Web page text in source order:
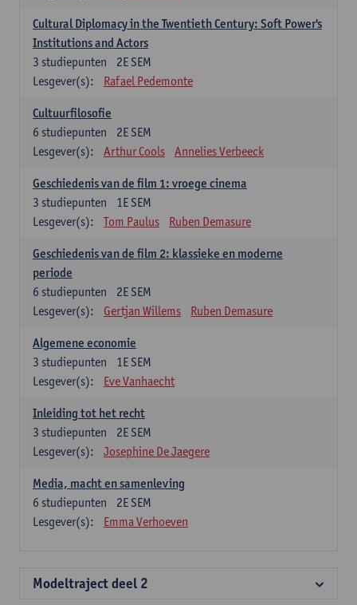
Cultural Diplomacy in the Twentieth Century: Soft Power's
Institutions and Actors
2E SEM
3 studiepunten
Lesgever(s):
Rafael Pedemonte
Cultuurfilosofie
2E SEM
6 studiepunten
Lesgever(s):
Arthur Cools Annelies Verbeeck
Geschiedenis van de film 1: vroege cinema
1E SEM
3 studiepunten
Lesgever(s):
Tom Paulus Ruben Demasure
Geschiedenis van de film 2: klassieke en moderne
periode
2E SEM
6 studiepunten
Lesgever(s):
Gertjan Willems Ruben Demasure
Algemene economie
1E SEM
3 studiepunten
Lesgever(s):
Eve Vanhaecht
Inleiding tot het recht
2E SEM
3 studiepunten
Lesgever(s):
Josephine De Jaegere
Media, macht en samenleving
2E SEM
6 studiepunten
Lesgever(s):
Emma Verhoeven
Modeltraject deel 2